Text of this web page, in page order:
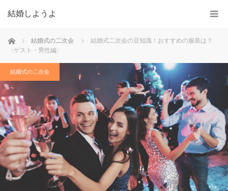
結婚しようよ
ホーム 結婚式の二次会
結婚式二次会の豆知識！おすすめの服装は？
〈ゲスト・男性編〉
結婚式の二次会